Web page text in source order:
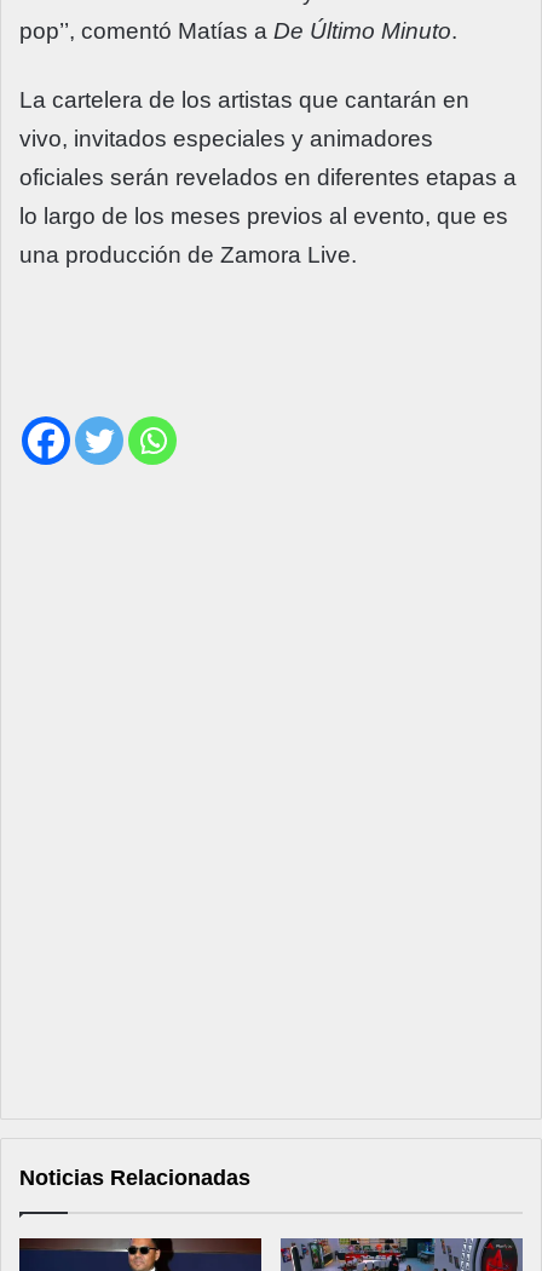
pop’’, comentó Matías a De Último Minuto.
La cartelera de los artistas que cantarán en
vivo, invitados especiales y animadores
oficiales serán revelados en diferentes etapas a
lo largo de los meses previos al evento, que es
una producción de Zamora Live.
Noticias Relacionadas